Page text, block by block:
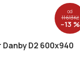
od
11 613 Kč
–13 %
D2 600x940